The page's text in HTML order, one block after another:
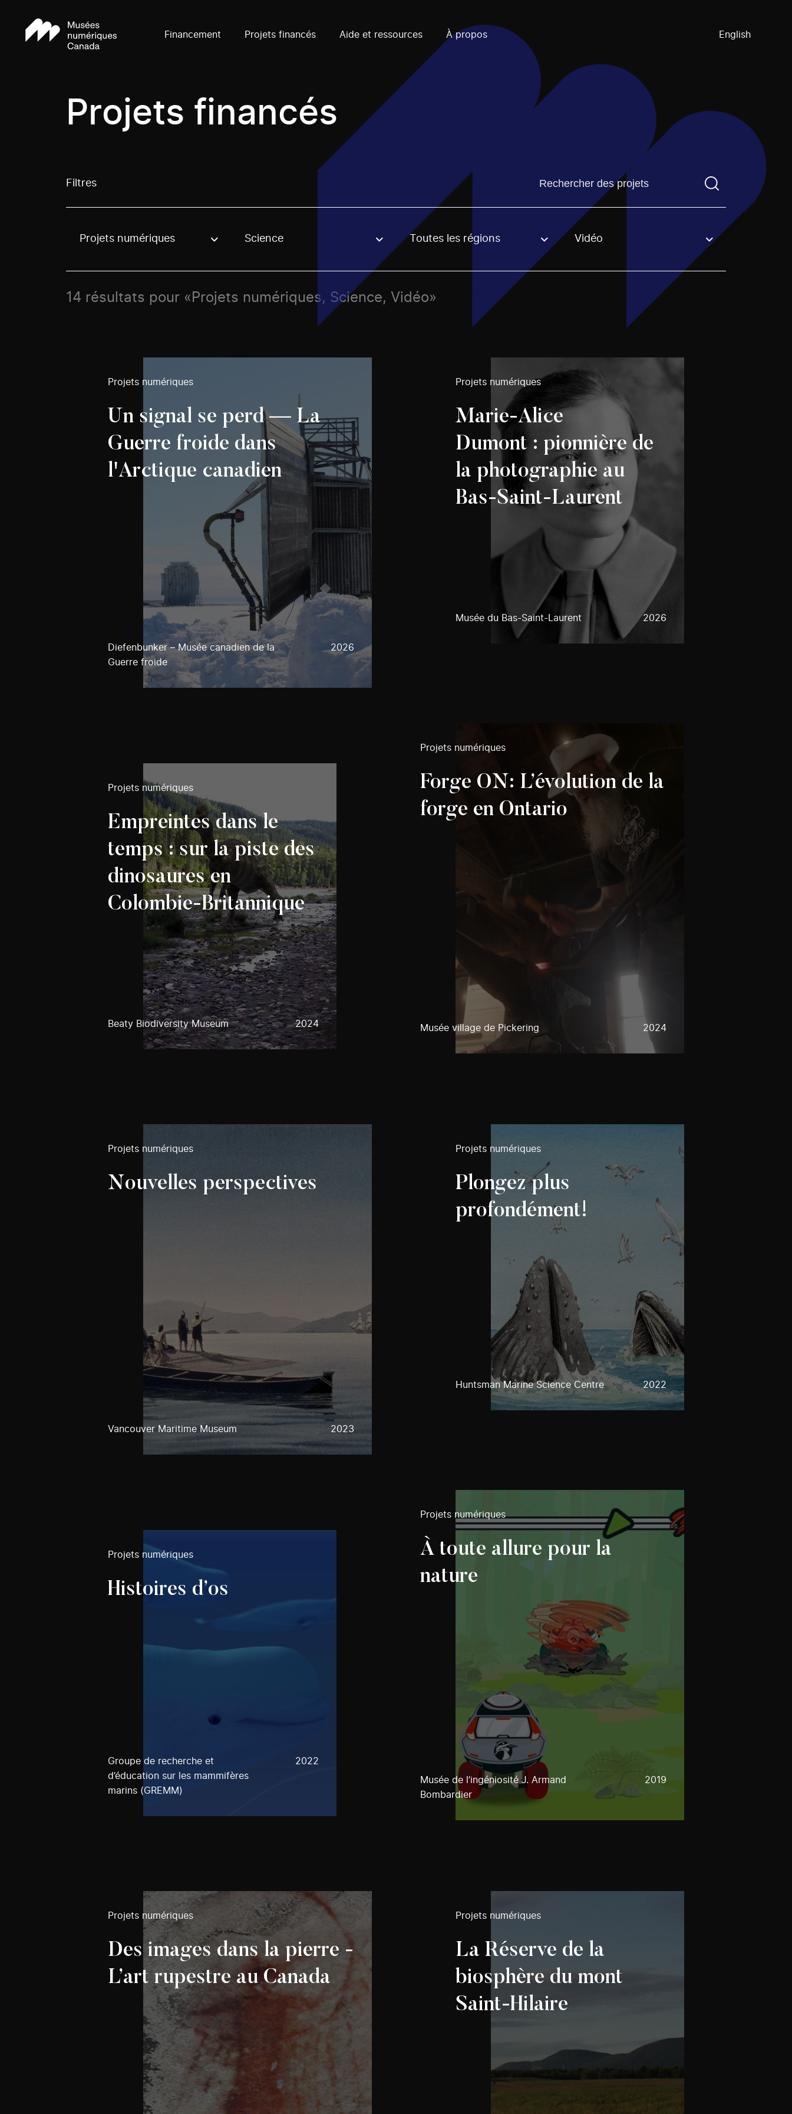
Financement Projets financés Aide et ressources À propos English
Projets financés
Filtres Trouvez un projetVous devez saisir un terme de
Use these options to filter projects by topic, stream or regon. The filter will be applied when selecting an option.
Projets numériques Science Toutes les régions Vidéo
14 résultats pour «Projets numériques, Science, Vidéo»
Projets numériques
Un signal se perd — La
Guerre froide dans
l'Arctique canadien
Diefenbunker – Musée canadien de la
Guerre froide
2026
Projets numériques
Marie-Alice
Dumont : pionnière de
la photographie au
Bas-Saint-Laurent
Musée du Bas-Saint-Laurent 2026
Projets numériques
Empreintes dans le
temps : sur la piste des
dinosaures en
Colombie-Britannique
Beaty Biodiversity Museum 2024
Projets numériques
Forge ON: L’évolution de la
forge en Ontario
Musée village de Pickering 2024
Projets numériques
Nouvelles perspectives
Vancouver Maritime Museum 2023
Projets numériques
Plongez plus
profondément!
Huntsman Marine Science Centre 2022
Projets numériques
Histoires d’os
Groupe de recherche et
d’éducation sur les mammifères
marins (GREMM)
2022
Projets numériques
À toute allure pour la
nature
Musée de l’ingéniosité J. Armand
Bombardier
2019
Projets numériques
Des images dans la pierre -
L’art rupestre au Canada
Projets numériques
La Réserve de la
biosphère du mont
Saint-Hilaire